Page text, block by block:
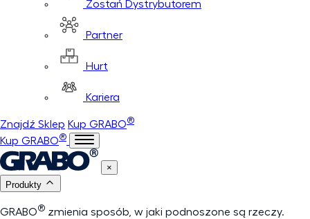
Zostań Dystrybutorem
Partner
Hurt
Kariera
Znajdź Sklep Kup GRABO®
Kup GRABO®
×
Produkty
GRABO® zmienia sposób, w jaki podnoszone są rzeczy.